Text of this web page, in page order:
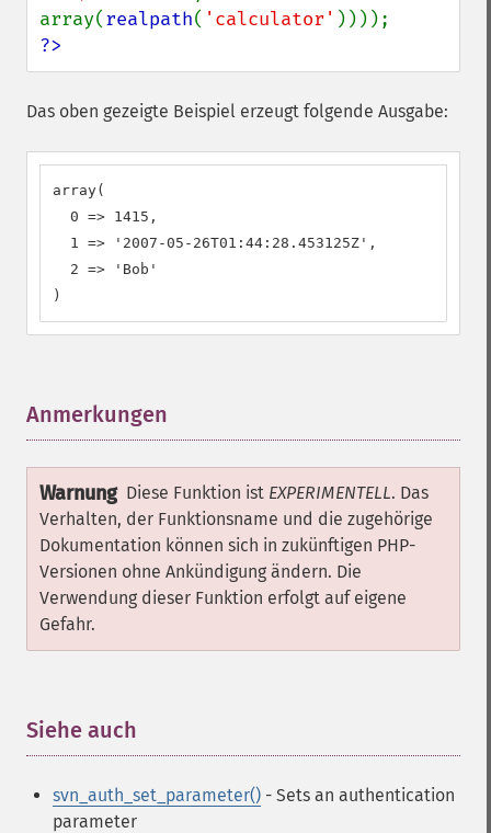
array(realpath( 'calculator'
?>
Das oben gezeigte Beispiel erzeugt folgende Ausgabe:
array(
  0 => 1415,
  1 => '2007-05-26T01:44:28.453125Z',
  2 => 'Bob'
)
Anmerkungen
Warnung Diese Funktion ist EXPERIMENTELL. Das
Verhalten, der Funktionsname und die zugehörige
Dokumentation können sich in zukünftigen PHP-
Versionen ohne Ankündigung ändern. Die
Verwendung dieser Funktion erfolgt auf eigene
Gefahr.
Siehe auch
svn_auth_set_parameter() - Sets an authentication
parameter